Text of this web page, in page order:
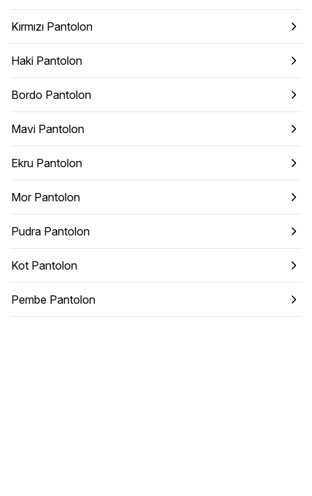
Kırmızı Pantolon
Haki Pantolon
Bordo Pantolon
Mavi Pantolon
Ekru Pantolon
Mor Pantolon
Pudra Pantolon
Kot Pantolon
Pembe Pantolon